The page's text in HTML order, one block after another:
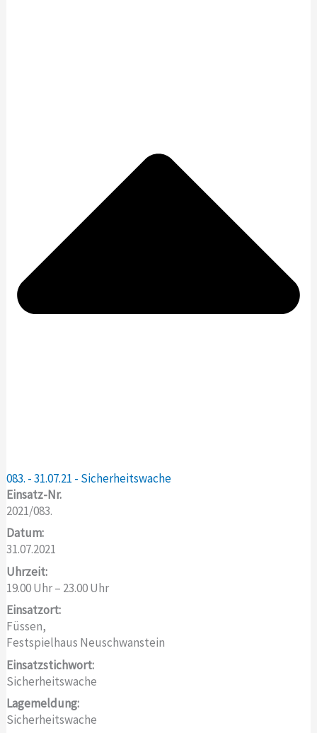
083. - 31.07.21 - Sicherheitswache
Einsatz-Nr.
2021/083.
Datum:
31.07.2021
Uhrzeit:
19.00 Uhr – 23.00 Uhr
Einsatzort:
Füssen,
Festspielhaus Neuschwanstein
Einsatzstichwort:
Sicherheitswache
Lagemeldung:
Sicherheitswache